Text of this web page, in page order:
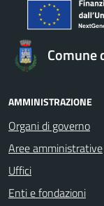
Comune
AMMINISTRAZIONE
Organi di governo
Aree amministrative
Uffici
Enti e fondazioni